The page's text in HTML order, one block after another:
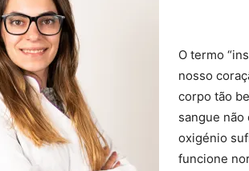
O termo
nosso
corpo tão
sangue
oxigénio
funcione